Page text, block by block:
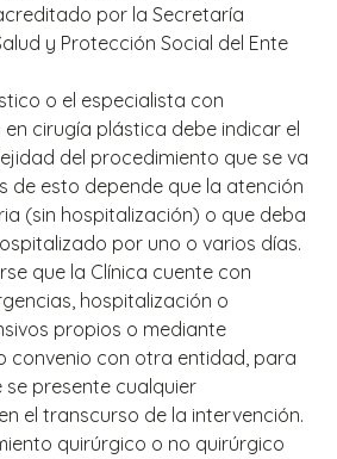
por la Secretaría
y Protección Social del Ente
o el especialista con
cirugía plástica debe indicar el
del procedimiento que se va
de esto depende que la atención
(sin hospitalización) o que deba
por uno o varios días.
que la Clínica cuente con
hospitalización o
propios o mediante
convenio con otra entidad, para
se presente cualquier
el transcurso de la intervención.
quirúrgico o no quirúrgico